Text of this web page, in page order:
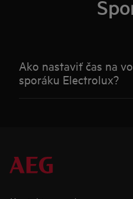
Ako nastaviť čas na
sporáku Electrolux?